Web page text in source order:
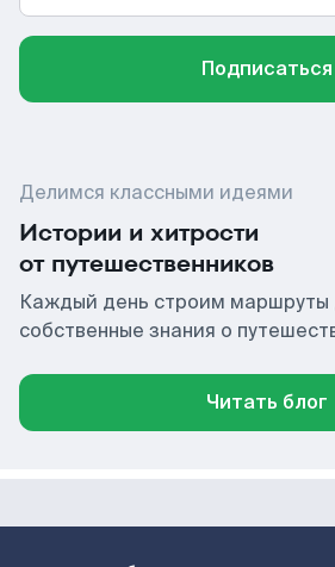
Подписаться
Делимся классными идеями
Истории и хитрости
от путешественников
Каждый день строим маршруты
собственные знания о
Читать блог